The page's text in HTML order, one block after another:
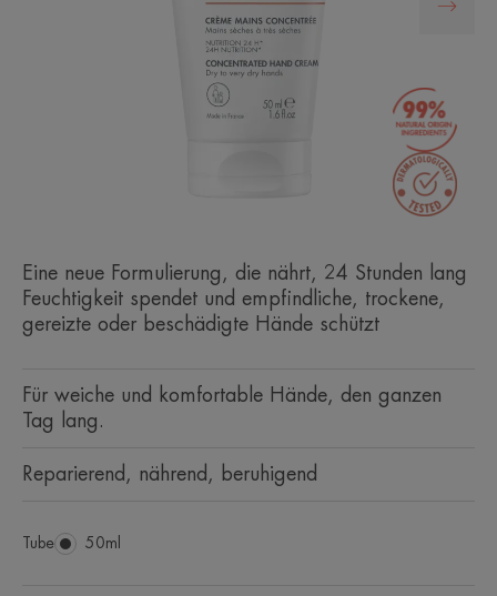
Eine neue Formulierung, die nährt, 24 Stunden lang
Feuchtigkeit spendet und empfindliche, trockene,
gereizte oder beschädigte Hände schützt
Für weiche und komfortable Hände, den ganzen
Tag lang.
Reparierend, nährend, beruhigend
Tube Tube
50ml